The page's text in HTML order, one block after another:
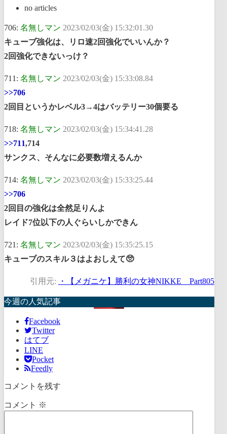
no articles
706: 名無しマン 2023/02/03(金) 15:32:01.30
キューブ強化は、リロ速2回強化でいいんか？
2回強化できないっけ？
711: 名無しマン 2023/02/03(金) 15:33:08.84
>>706
2回目というかレベル3→4はバッテリー30個要る
718: 名無しマン 2023/02/03(金) 15:34:41.28
>>711,714
サンクス、そんなに必要数増えるんか
714: 名無しマン 2023/02/03(金) 15:33:25.44
>>706
2回目の強化は全然足りんよ
レイド7位以下の人ぐらいしかできん
721: 名無しマン 2023/02/03(金) 15:35:25.15
キューブのスキル３はよおしえて🥺
引用元: ・【メガニケ】勝利の女神NIKKE Part805
今週の人気記事
Facebook
Twitter
はてブ
LINE
Pocket
Feedly
コメントを残す
コメント ※